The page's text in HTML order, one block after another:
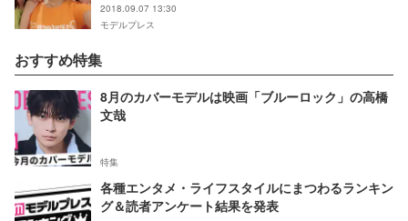
2018.09.07 13:30
モデルプレス
おすすめ特集
8月のカバーモデルは映画「ブルーロック」の高橋
文哉
特集
各種エンタメ・ライフスタイルにまつわるランキン
グ＆読者アンケート結果を発表